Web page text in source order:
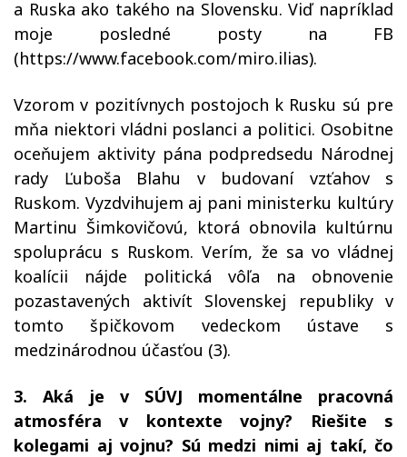
a Ruska ako takého na Slovensku. Viď napríklad
moje posledné posty na FB
(https://www.facebook.com/miro.ilias).
Vzorom v pozitívnych postojoch k Rusku sú pre
mňa niektori vládni poslanci a politici. Osobitne
oceňujem aktivity pána podpredsedu Národnej
rady Ľuboša Blahu v budovaní vzťahov s
Ruskom. Vyzdvihujem aj pani ministerku kultúry
Martinu Šimkovičovú, ktorá obnovila kultúrnu
spoluprácu s Ruskom. Verím, že sa vo vládnej
koalícii nájde politická vôľa na obnovenie
pozastavených aktivít Slovenskej republiky v
tomto špičkovom vedeckom ústave s
medzinárodnou účasťou (3).
3. Aká je v SÚVJ momentálne pracovná
atmosféra v kontexte vojny? Riešite s
kolegami aj vojnu? Sú medzi nimi aj takí, čo